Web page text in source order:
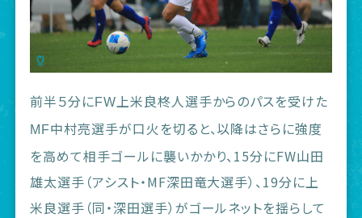
前半５分にFW 上米良柊人選手からのパスを受けた
MF中村亮選手が口火を切ると、以降はさらに強度
を高めて相手ゴールに襲いかかり、15分にFW山田
雄太選手（アシスト・MF深田竜大選手）、19分に上
米良選手（同・深田選手）がゴールネットを揺らして